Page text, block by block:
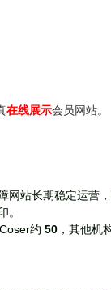
在线展示会员网站。
站长期稳定运营
。
Coser约 50 ，其他机